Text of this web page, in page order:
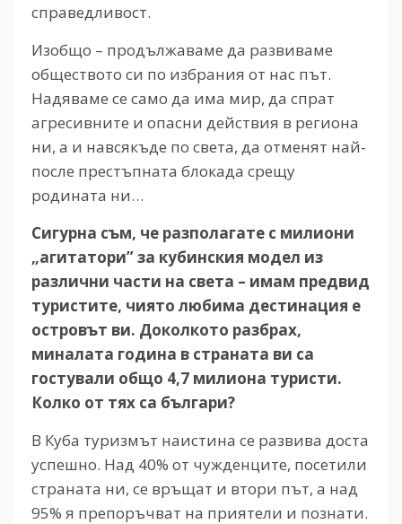
справедливост.
Изобщо – продължаваме да развиваме
обществото си по избрания от нас път.
Надяваме се само да има мир, да спрат
агресивните и опасни действия в региона
ни, а и навсякъде по света, да отменят най-
после престъпната блокада срещу
родината ни…
Сигурна съм, че разполагате с милиони
„агитатори” за кубинския модел из
различни части на света – имам предвид
туристите, чиято любима дестинация е
островът ви. Доколкото разбрах,
миналата година в страната ви са
гостували общо 4,7 милиона туристи.
Колко от тях са българи?
В Куба туризмът наистина се развива доста
успешно. Над 40% от чужденците, посетили
страната ни, се връщат и втори път, а над
95% я препоръчват на приятели и познати.